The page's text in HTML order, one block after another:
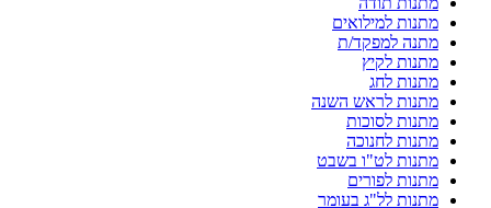
מתנות למילואים
מתנה למפקד/ת
מתנות לקיץ
מתנות לחג
מתנות לראש השנה
מתנות לסוכות
מתנות לחנוכה
מתנות לט"ו בשבט
מתנות לפורים
מתנות לל"ג בעומר